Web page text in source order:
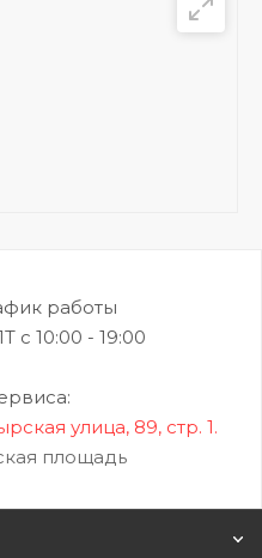
работы
с 10:00 - 19:00
улица, 89, стр. 1.
площадь